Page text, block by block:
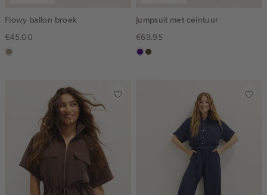
Flowy ballon broek
€45.00
taupe,
Jumpsuit met ceintuur
€69.95
indigogroen,